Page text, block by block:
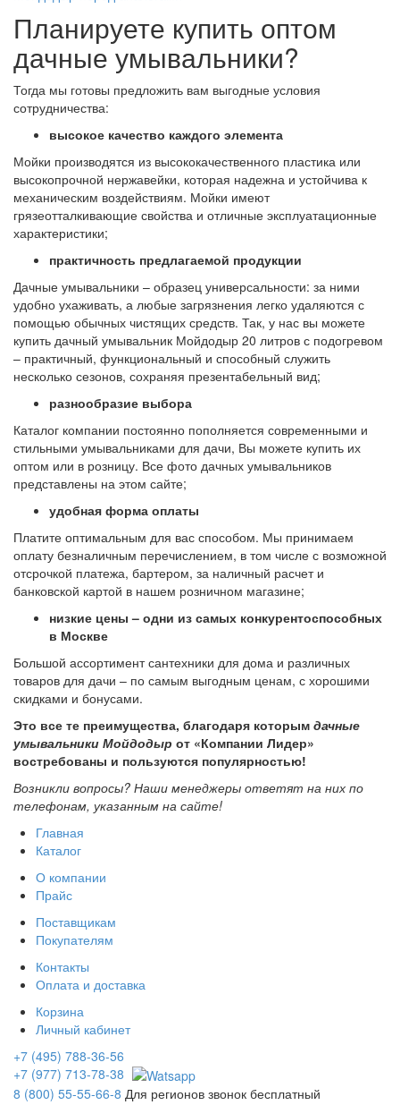
Планируете купить оптом
дачные умывальники?
Тогда мы готовы предложить вам выгодные условия
сотрудничества:
высокое качество каждого элемента
Мойки производятся из высококачественного пластика или
высокопрочной нержавейки, которая надежна и устойчива к
механическим воздействиям. Мойки имеют
грязеотталкивающие свойства и отличные эксплуатационные
характеристики;
практичность предлагаемой продукции
Дачные умывальники – образец универсальности: за ними
удобно ухаживать, а любые загрязнения легко удаляются с
помощью обычных чистящих средств. Так, у нас вы можете
купить дачный умывальник Мойдодыр 20 литров с подогревом
– практичный, функциональный и способный служить
несколько сезонов, сохраняя презентабельный вид;
разнообразие выбора
Каталог компании постоянно пополняется современными и
стильными умывальниками для дачи, Вы можете купить их
оптом или в розницу. Все фото дачных умывальников
представлены на этом сайте;
удобная форма оплаты
Платите оптимальным для вас способом. Мы принимаем
оплату безналичным перечислением, в том числе с возможной
отсрочкой платежа, бартером, за наличный расчет и
банковской картой в нашем розничном магазине;
низкие цены – одни из самых конкурентоспособных
в Москве
Большой ассортимент сантехники для дома и различных
товаров для дачи – по самым выгодным ценам, с хорошими
скидками и бонусами.
Это все те преимущества, благодаря которым дачные
умывальники Мойдодыр от «Компании Лидер»
востребованы и пользуются популярностью!
Возникли вопросы? Наши менеджеры ответят на них по
телефонам, указанным на сайте!
Главная
Каталог
О компании
Прайс
Поставщикам
Покупателям
Контакты
Оплата и доставка
Корзина
Личный кабинет
+7 (495) 788-36-56
+7 (977) 713-78-38
8 (800) 55-55-66-8 Для регионов звонок бесплатный